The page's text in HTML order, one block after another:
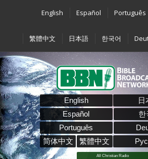
English Español Português
繁體中文 日本語 한국어
English
Español
Português
简体中文
繁體中文
日
한
All Christian Radio